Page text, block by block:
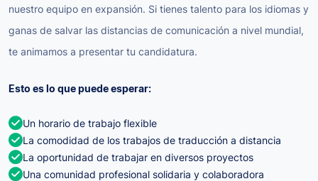
nuestro equipo en expansión. Si tienes talento para los idiomas y
ganas de salvar las distancias de comunicación a nivel mundial,
te animamos a presentar tu candidatura.
Esto es lo que puede esperar:
Un horario de trabajo flexible
La comodidad de los trabajos de traducción a distancia
La oportunidad de trabajar en diversos proyectos
Una comunidad profesional solidaria y colaboradora